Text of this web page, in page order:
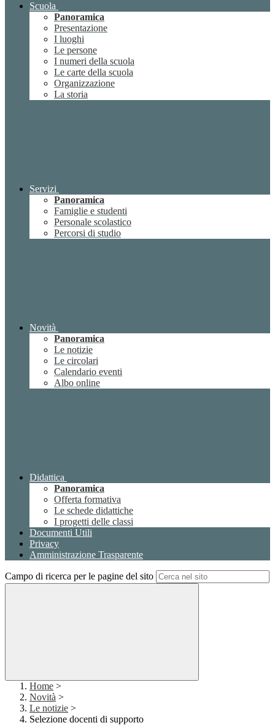
Scuola
Panoramica
Presentazione
I luoghi
Le persone
I numeri della scuola
Le carte della scuola
Organizzazione
La storia
Servizi
Panoramica
Famiglie e studenti
Personale scolastico
Percorsi di studio
Novità
Panoramica
Le notizie
Le circolari
Calendario eventi
Albo online
Didattica
Panoramica
Offerta formativa
Le schede didattiche
I progetti delle classi
Documenti Utili
Privacy
Amministrazione Trasparente
Campo di ricerca per le pagine del sito
Home >
Novità >
Le notizie >
Selezione docenti di supporto